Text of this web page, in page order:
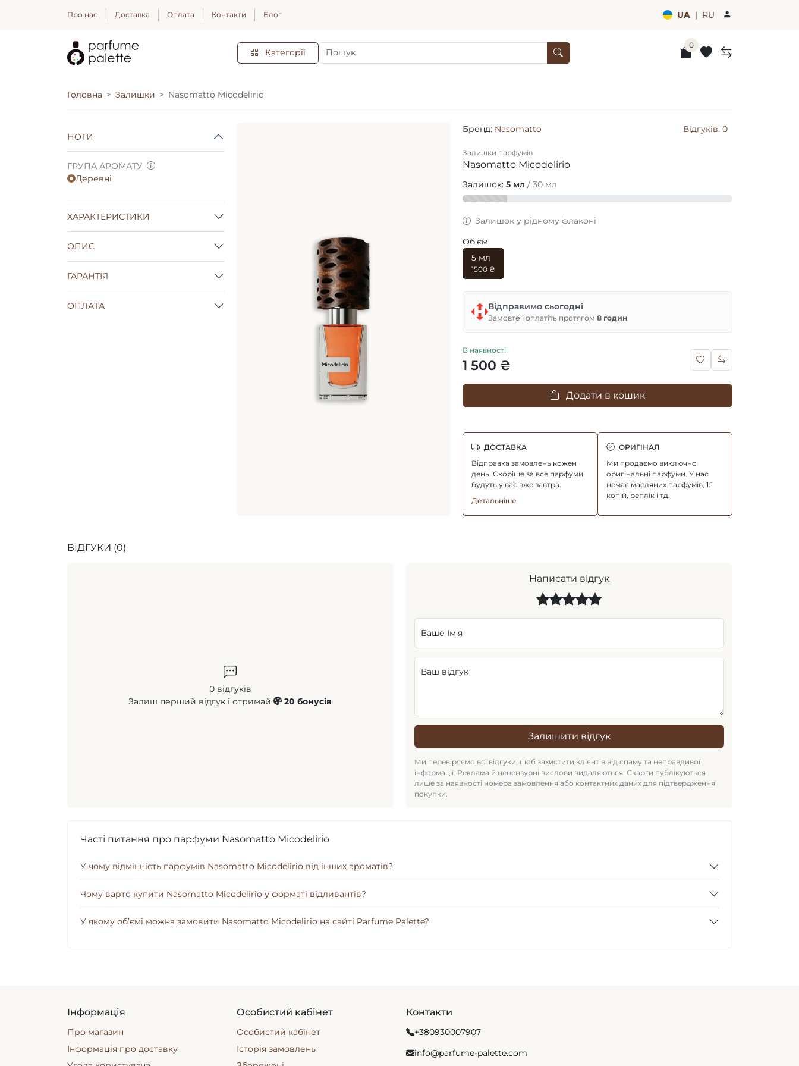
Про нас Доставка Оплата Контакти Блог UA | RU
Категорії
0
Головна Залишки Nasomatto Micodelirio
НОТИ
ГРУПА АРОМАТУ
Деревні
ХАРАКТЕРИСТИКИ
ОПИС
ГАРАНТІЯ
ОПЛАТА
Бренд: Nasomatto Відгуків: 0
Залишки парфумів
Nasomatto Micodelirio
Залишок: 5 мл / 30 мл
Залишок у рідному флаконі
Об'єм
5 мл
1500 ₴
Відправимо сьогодні
Замовте і оплатіть протягом 8 годин
В наявності
1 500 ₴
Додати в кошик
ДОСТАВКА
Відправка замовлень кожен
день. Скоріше за все парфуми
будуть у вас вже завтра.
Детальніше
ОРИГІНАЛ
Ми продаємо виключно
оригінальні парфуми. У нас
немає масляних парфумів, 1:1
копій, реплік і тд.
ВІДГУКИ (0)
0 відгуків
Залиш перший відгук і отримай
20 бонусів
Написати відгук
Ваше Ім'я
Ваш відгук
Залишити відгук
Ми перевіряємо всі відгуки, щоб захистити клієнтів від спаму та неправдивої
інформації. Реклама й нецензурні вислови видаляються. Скарги публікуються
лише за наявності номера замовлення або контактних даних для підтвердження
покупки.
Часті питання про парфуми Nasomatto Micodelirio
У чому відмінність парфумів Nasomatto Micodelirio від інших ароматів?
Чому варто купити Nasomatto Micodelirio у форматі відливантів?
У якому об’ємі можна замовити Nasomatto Micodelirio на сайті Parfume Palette?
Інформація
Про магазин
Інформація про доставку
Особистий кабінет
Особистий кабінет
Історія замовлень
Контакти
+380930007907
info@parfume-palette.com